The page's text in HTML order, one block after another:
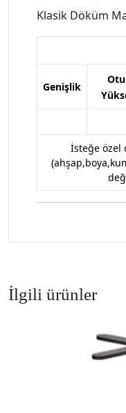
Klasik Döküm
Genişlik
İsteğe özel
İlgili ürünler